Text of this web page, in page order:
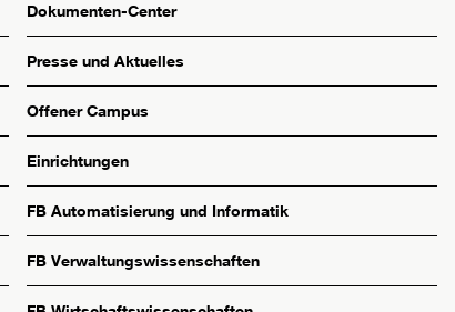
Dokumenten-Center
Presse und Aktuelles
Offener Campus
Einrichtungen
FB Automatisierung und Informatik
FB Verwaltungswissenschaften